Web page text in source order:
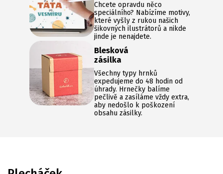
Chcete opravdu něco
speciálního? Nabízíme motivy,
které vyšly z rukou našich
šikovných ilustrátorů a nikde
jinde je nenajdete.
Blesková
zásilka
Všechny typy hrnků
expedujeme do 48 hodin od
úhrady. Hrnečky balíme
pečlivě a zasíláme vždy extra,
aby nedošlo k poškození
obsahu zásilky.